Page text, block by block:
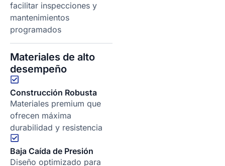
facilitar inspecciones y
mantenimientos
programados
Materiales de alto
desempeño
Construcción Robusta
Materiales premium que
ofrecen máxima
durabilidad y resistencia
Baja Caída de Presión
Diseño optimizado para